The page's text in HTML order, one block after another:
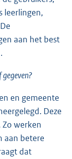
leerlingen,
aan het best
en gemeente
Deze
werken
aan betere
dat